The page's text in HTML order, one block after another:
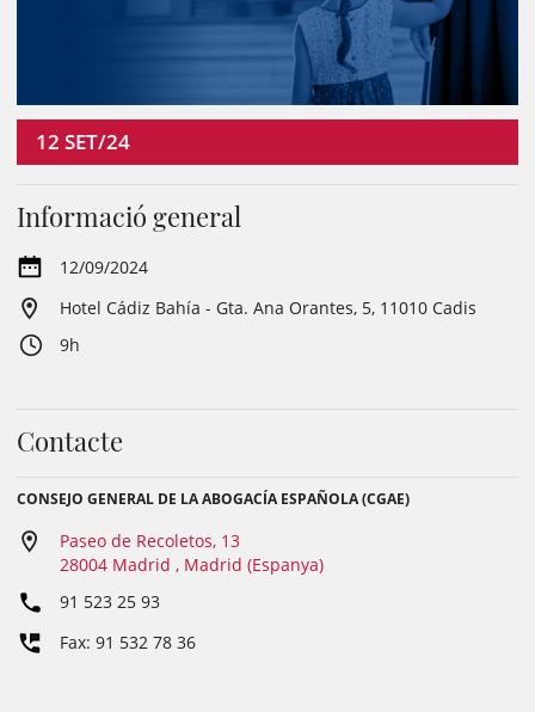
12 SET/24
Informació general
12/09/2024
Hotel Cádiz Bahía - Gta. Ana Orantes, 5, 11010 Cadis
9h
Contacte
CONSEJO GENERAL DE LA ABOGACÍA ESPAÑOLA (CGAE)
Paseo de Recoletos, 13
28004 Madrid , Madrid (Espanya)
91 523 25 93
Fax: 91 532 78 36